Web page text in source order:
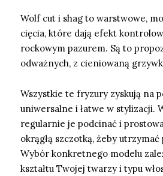
Wolf cut i shag to warstwowe,
cięcia, które dają efekt
rockowym pazurem. Są to
odważnych, z cieniowaną
Wszystkie te fryzury zyskują na
uniwersalne i łatwe w stylizacji.
regularnie je podcinać i
okrągłą szczotką, żeby utrzymać
Wybór konkretnego modelu
kształtu Twojej twarzy i typu